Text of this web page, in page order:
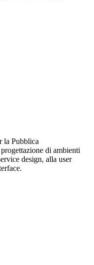
la Pubblica
di ambienti
design, alla user